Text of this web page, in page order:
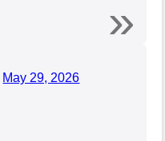
May 29, 2026